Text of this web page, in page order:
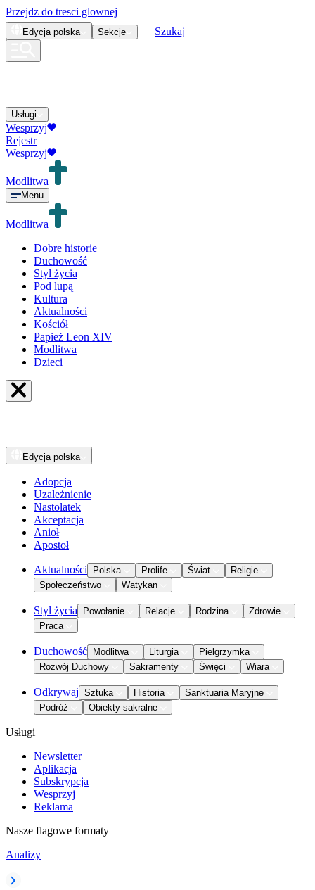
Przejdz do tresci glownej
Edycja polska Sekcje Szukaj
Usługi
Wesprzyj
Rejestr
Wesprzyj
Modlitwa
Menu
Modlitwa
Dobre historie
Duchowość
Styl życia
Pod lupą
Kultura
Aktualności
Kościół
Papież Leon XIV
Modlitwa
Dzieci
Edycja polska
Adopcja
Uzależnienie
Nastolatek
Akceptacja
Anioł
Apostoł
Aktualności Polska Prolife Świat
Religie
Społeczeństwo
Watykan
Styl życia Powołanie Relacje Rodzina
Zdrowie
Praca
Duchowość Modlitwa Liturgia
Pielgrzymka
Rozwój Duchowy
Sakramenty Święci Wiara
Odkrywaj Sztuka Historia
Sanktuaria Maryjne
Podróż
Obiekty sakralne
Usługi
Newsletter
Aplikacja
Subskrypcja
Wesprzyj
Reklama
Nasze flagowe formaty
Analizy